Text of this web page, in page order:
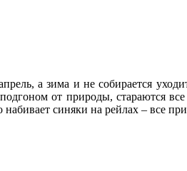
а зима и не собирается
от природы, стараются
синяки на рейлах – все